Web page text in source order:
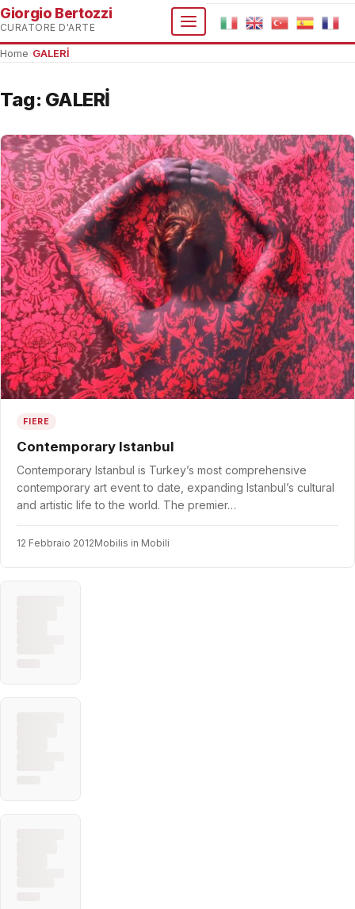
Giorgio Bertozzi
CURATORE D'ARTE
Home GALERİ
Tag: GALERİ
FIERE
Contemporary Istanbul
Contemporary Istanbul is Turkey’s most comprehensive
contemporary art event to date, expanding Istanbul’s cultural
and artistic life to the world. The premier…
12 Febbraio 2012Mobilis in Mobili